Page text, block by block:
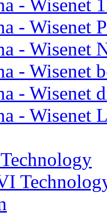
- Wisenet
- Wisenet
- Wisenet
- Wisenet
- Wisenet
- Wisenet